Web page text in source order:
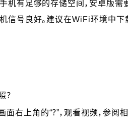
机有足够的存储空间，安卓版需
信号良好。建议在WiFi环境中下
？
右上角的“？”，观看视频，参阅